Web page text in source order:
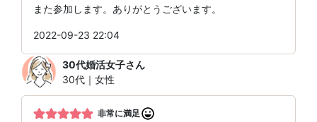
また参加します。ありがとうございます。
2022-09-23 22:04
30代婚活女子さん
30代｜女性
非常に満足